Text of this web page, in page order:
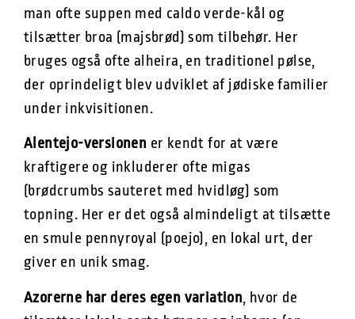
man ofte suppen med caldo verde-kål og
tilsætter broa (majsbrød) som tilbehør. Her
bruges også ofte alheira, en traditionel pølse,
der oprindeligt blev udviklet af jødiske familier
under inkvisitionen.
Alentejo-versionen er kendt for at være
kraftigere og inkluderer ofte migas
(brødcrumbs sauteret med hvidløg) som
topning. Her er det også almindeligt at tilsætte
en smule pennyroyal (poejo), en lokal urt, der
giver en unik smag.
Azorerne har deres egen variation, hvor de